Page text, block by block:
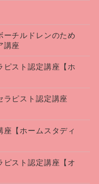
ーチルドレンのため
講座
ピスト認定講座【ホ
ラピスト認定講座
座【ホームスタディ
ピスト認定講座【オ